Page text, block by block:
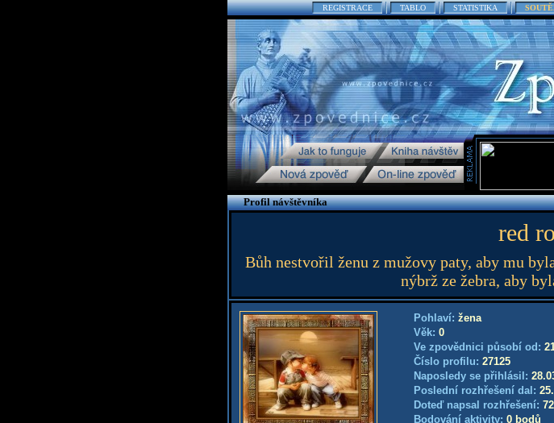
REGISTRACE TABLO STATISTIKA
Profil návštěvníka
red
Bůh nestvořil ženu z mužovy paty, aby mu
nýbrž ze žebra, aby
Pohlaví: žena
Věk: 0
Ve zpovědnici působí od:
Číslo profilu: 27125
Naposledy se přihlásil:
Poslední rozhřešení dal:
Doteď napsal rozhřešení:
Bodování aktivity: 0 bodů